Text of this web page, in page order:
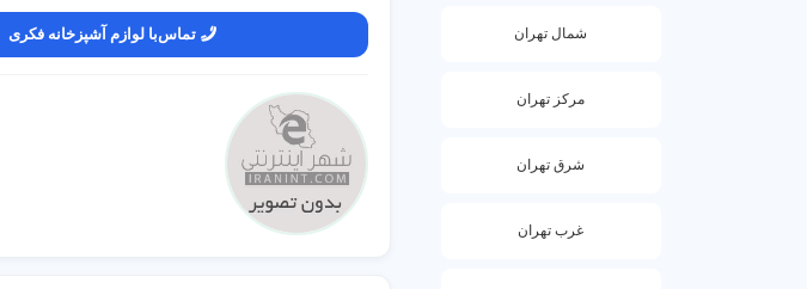
شمال تهران
مرکز تهران
شرق تهران
غرب تهران
نکات انتخاب لوازم
محصولاتی با کیفیت بالا، برند معتبر و متناسب با
چگونه انتخاب کنیم؟
بررسی نظرات مشتریان
کیفیت برند: برندهای معتبر مانند فیلیپس،
تماسبا لوازم آشپزخانه فکری